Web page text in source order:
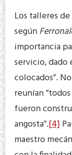
Los talleres
según
importancia
servicio, dado
colocados”.
reunían
fueron
angosta”.[4]
maestro